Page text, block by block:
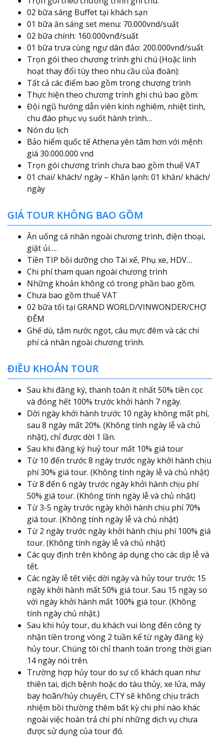
02 bữa sáng Buffet tại khách sạn
01 bữa ăn sáng set menu: 70.000vnd/suất
02 bữa chính: 160.000vnđ/suất
01 bữa trưa cùng ngư dân đảo: 200.000vnđ/suất
Trọn gói theo chương trình ghi chú (Hoặc linh
hoạt thay đổi tùy theo nhu cầu của đoàn):
Tất cả các điểm bao gồm trong chương trình
Thực hiện theo chương trình ghi chú bao gồm:
Đội ngũ hướng dẫn viên kinh nghiêm, nhiệt tình,
chu đáo phục vụ suốt hành trình…
Nón du lịch
Bảo hiểm quốc tế Athena yên tâm hơn với mệnh
giá 30.000.000 vnd
Trọn gói chương trình chưa bao gồm thuế VAT
01 chai/ khách/ ngày – Khăn lạnh: 01 khăn/ khách/
ngày
GIÁ TOUR KHÔNG BAO GỒM
Ăn uống cá nhân ngoài chương trình, điện thoại,
giặt ủi….
Tiền TIP bồi dưỡng cho Tài xế, Phụ xe, HDV…
Chi phí tham quan ngoài chương trình
Những khoản không có trong phần bao gồm.
Chưa bao gồm thuế VAT
02 bữa tối tại GRAND WORLD/VINWONDER/CHỢ
ĐÊM
Ghế dù, tắm nước ngọt, câu mực đêm và các chi
phí cá nhân ngoài chương trình.
ĐIỀU KHOẢN TOUR
Sau khi đăng ký, thanh toán ít nhất 50% tiền cọc
và đóng hết 100% trước khởi hành 7 ngày.
Dời ngày khởi hành trước 10 ngày không mất phí,
sau 8 ngày mất 20%. (Không tính ngày lễ và chủ
nhật), chỉ được dời 1 lần.
Sau khi đăng ký huỷ tour mất 10% giá tour
Từ 10 đến trước 8 ngày trước ngày khởi hành chịu
phí 30% giá tour. (Không tính ngày lễ và chủ nhật)
Từ 8 đến 6 ngày trước ngày khởi hành chịu phí
50% giá tour. (Không tính ngày lễ và chủ nhật)
Từ 3-5 ngày trước ngày khởi hành chịu phí 70%
giá tour. (Không tính ngày lễ và chủ nhật)
Từ 2 ngày trước ngày khởi hành chịu phí 100% giá
tour. (Không tính ngày lễ và chủ nhật)
Các quy định trên không áp dụng cho các dịp lễ và
tết.
Các ngày lễ tết việc dời ngày và hủy tour trước 15
ngày khởi hành mất 50% giá tour. Sau 15 ngày so
với ngày khởi hành mất 100% giá tour. (Không
tính ngày chủ nhật.)
Sau khi hủy tour, du khách vui lòng đến công ty
nhận tiền trong vòng 2 tuần kể từ ngày đăng ký
hủy tour. Chúng tôi chỉ thanh toán trong thời gian
14 ngày nói trên.
Trường hợp hủy tour do sự cố khách quan như
thiên tai, dịch bệnh hoặc do tàu thủy, xe lửa, máy
bay hoãn/hủy chuyến, CTY sẽ không chịu trách
nhiệm bồi thường thêm bất kỳ chi phí nào khác
ngoài việc hoàn trả chi phí những dịch vụ chưa
được sử dụng của tour đó.